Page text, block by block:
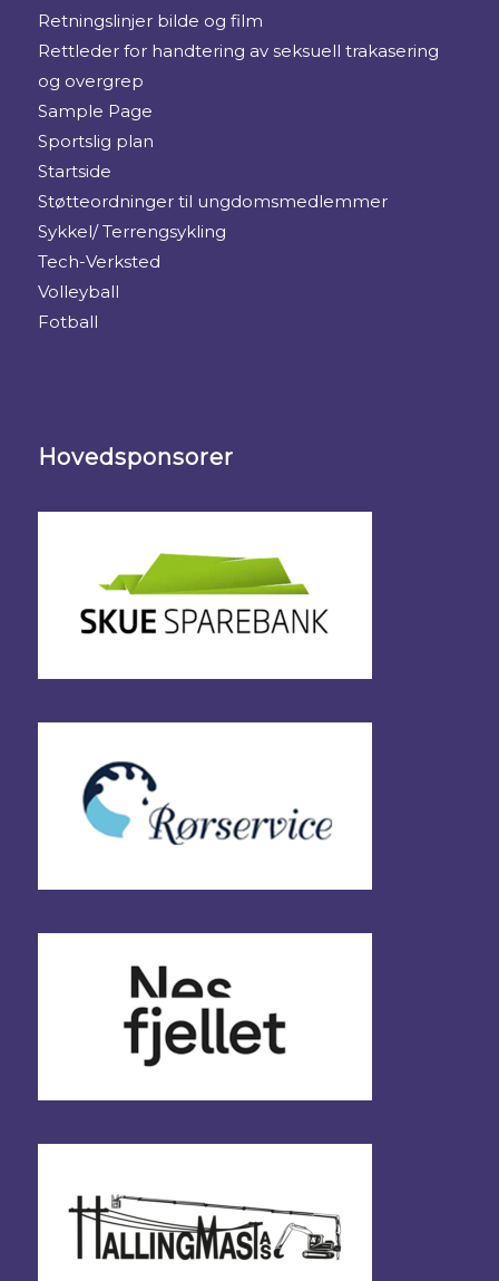
Retningslinjer bilde og film
Rettleder for handtering av seksuell trakasering
og overgrep
Sample Page
Sportslig plan
Startside
Støtteordninger til ungdomsmedlemmer
Sykkel/ Terrengsykling
Tech-Verksted
Volleyball
Fotball
Hovedsponsorer